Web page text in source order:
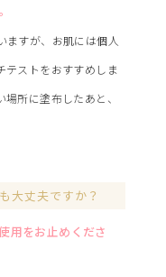
ますが、お肌には個人
テストをおすすめしま
所に塗布したあと、
大丈夫ですか？
用をお止めくださ